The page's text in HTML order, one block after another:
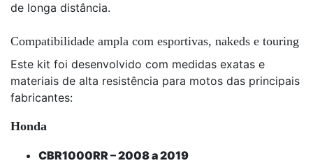
de longa distância.
Compatibilidade ampla com esportivas, nakeds e touring
Este kit foi desenvolvido com medidas exatas e
materiais de alta resistência para motos das principais
fabricantes:
Honda
CBR1000RR – 2008 a 2019